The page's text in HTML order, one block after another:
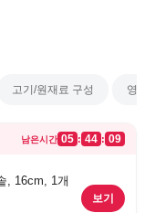
고기/원재료 구성 영양
남은시간 05 : 44 : 09
, 16cm, 1개
보기